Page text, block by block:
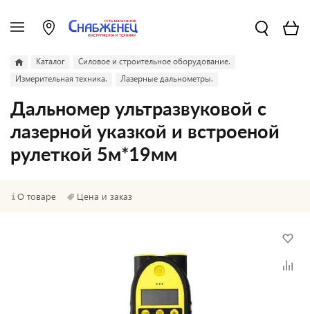
Каталог
Силовое и строительное оборудование.
Измерительная техника.
Лазерные дальнометры.
Дальномер ультразвуковой с
лазерной указкой и встроеной
рулеткой 5м*19мм
О товаре Цена и заказ